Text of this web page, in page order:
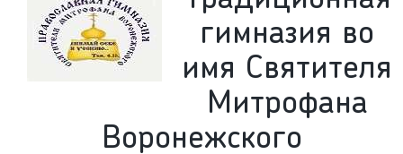
гимназия во
имя Святителя
Митрофана
Воронежского